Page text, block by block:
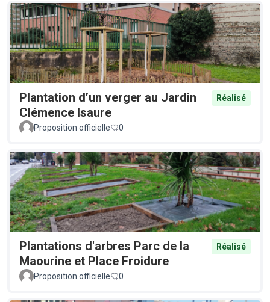
Plantation d’un verger au Jardin
Clémence Isaure
Réalisé
Proposition officielle 0
Plantations d'arbres Parc de la
Maourine et Place Froidure
Réalisé
Proposition officielle 0